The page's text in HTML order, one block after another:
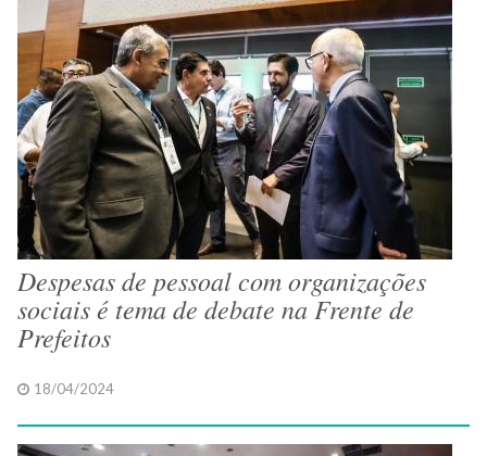
Despesas de pessoal com organizações
sociais é tema de debate na Frente de
Prefeitos
18/04/2024